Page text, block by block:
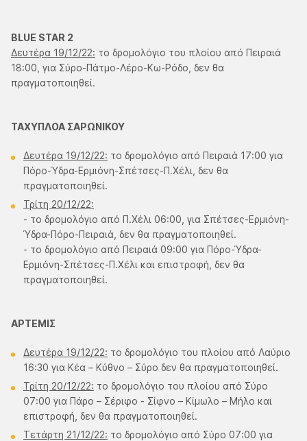
BLUE STAR 2
Δευτέρα 19/12/22: το δρομολόγιο του πλοίου από Πειραιά
18:00, για Σύρο-Πάτμο-Λέρο-Κω-Ρόδο, δεν θα
πραγματοποιηθεί.
ΤΑΧΥΠΛΟΑ ΣΑΡΩΝΙΚΟΥ
Δευτέρα 19/12/22: το δρομολόγιο από Πειραιά 17:00 για
Πόρο-Ύδρα-Ερμιόνη-Σπέτσες-Π.Χέλι, δεν θα
πραγματοποιηθεί.
Τρίτη 20/12/22:
- το δρομολόγιο από Π.Χέλι 06:00, για Σπέτσες-Ερμιόνη-
Ύδρα-Πόρο-Πειραιά, δεν θα πραγματοποιηθεί.
- το δρομολόγιο από Πειραιά 09:00 για Πόρο-Ύδρα-
Ερμιόνη-Σπέτσες-Π.Χέλι και επιστροφή, δεν θα
πραγματοποιηθεί.
AΡTEMIΣ
Δευτέρα 19/12/22: το δρομολόγιο του πλοίου από Λαύριο
16:30 για Κέα – Κύθνο – Σύρο δεν θα πραγματοποιηθεί.
Τρίτη 20/12/22: το δρομολόγιο του πλοίου από Σύρο
07:00 για Πάρο – Σέριφο - Σίφνο – Κίμωλο – Μήλο και
επιστροφή, δεν θα πραγματοποιηθεί.
Τετάρτη 21/12/22: το δρομολόγιο από Σύρο 07:00 για